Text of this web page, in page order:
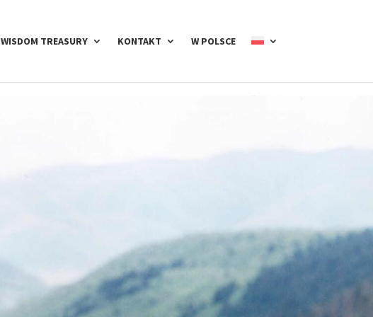
WISDOM TREASURY KONTAKT W POLSCE